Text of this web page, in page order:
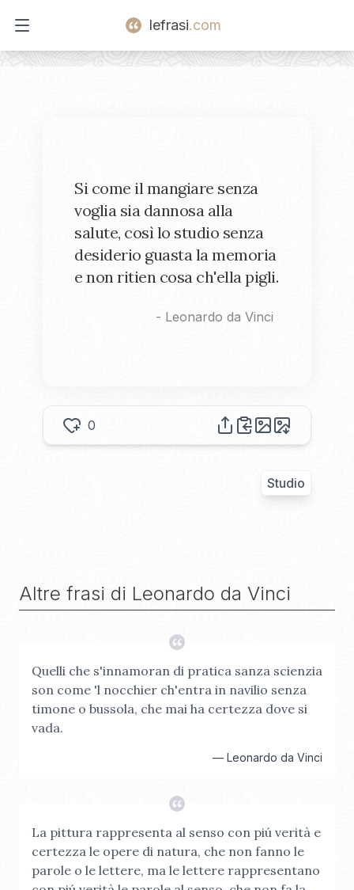
Open main menu
lefrasi.com
Si come il mangiare senza
voglia sia dannosa alla
salute, così lo studio senza
desiderio guasta la memoria
e non ritien cosa ch'ella pigli.
- Leonardo da Vinci
0
Studio
Altre frasi di Leonardo da Vinci
Quelli che s'innamoran di pratica sanza scienzia
son come 'l nocchier ch'entra in navilio senza
timone o bussola, che mai ha certezza dove si
vada.
— Leonardo da Vinci
La pittura rappresenta al senso con piú verità e
certezza le opere di natura, che non fanno le
parole o le lettere, ma le lettere rappresentano